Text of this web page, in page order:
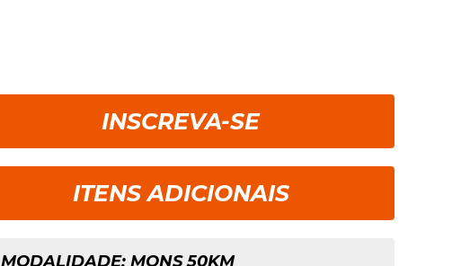
INSCREVA-SE
ITENS ADICIONAIS
MODALIDADE: MONS 50KM